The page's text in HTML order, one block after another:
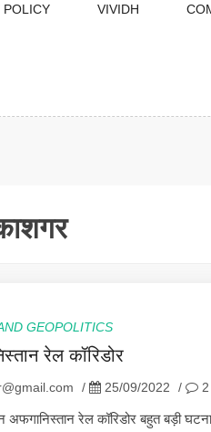
POLICY VIVIDH
GEOPOLITICS
रेल कॉरिडोर
/ 25/09/2022 /
अफगानिस्तान रेल कॉरिडोर बहुत बड़ी